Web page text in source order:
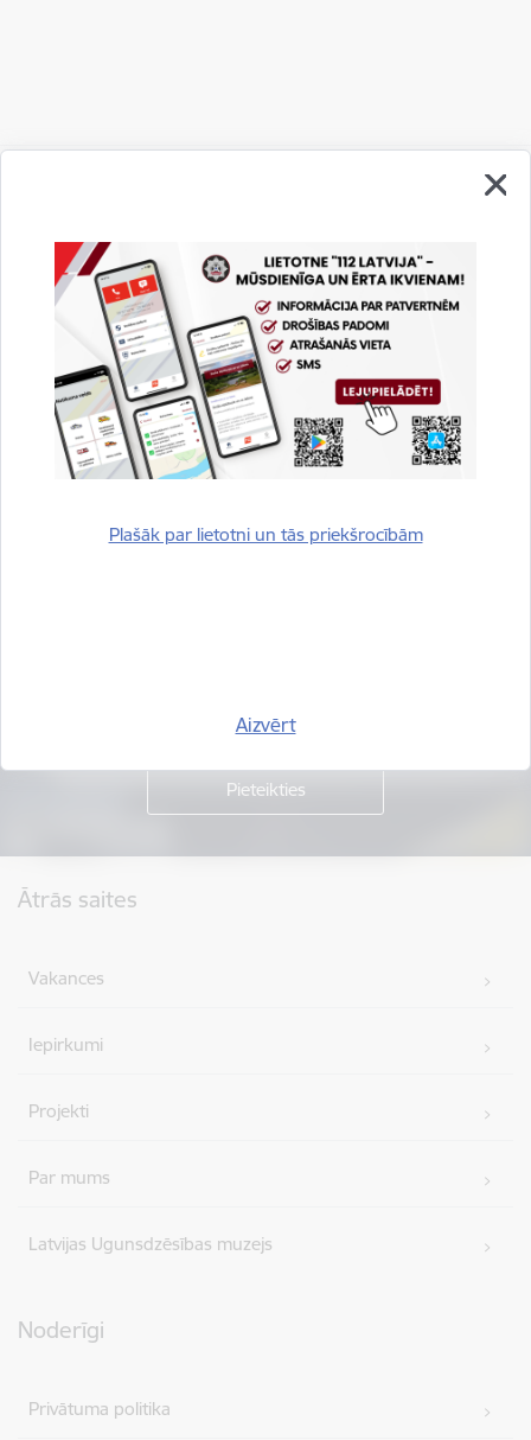
Plašāk par lietotni un tās priekšrocībām
Aizvērt
Vai šī informācija bija noderīga?
Sniegt atsauksmi
Ātrās saites
Vakances
Iepirkumi
Projekti
Par mums
Latvijas Ugunsdzēsības muzejs
Noderīgi
Privātuma politika